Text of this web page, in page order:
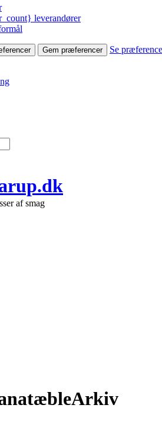
leverandører
Gem præferencer Se
af smag